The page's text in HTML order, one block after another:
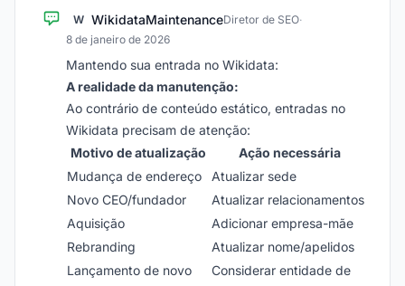
W WikidataMaintenanceDiretor de SEO·
8 de janeiro de 2026
Mantendo sua entrada no Wikidata:
A realidade da manutenção:
Ao contrário de conteúdo estático, entradas no
Wikidata precisam de atenção:
Motivo de atualização
Ação necessária
Mudança de endereço
Atualizar sede
Novo CEO/fundador
Atualizar relacionamentos
Aquisição
Adicionar empresa-mãe
Rebranding
Atualizar nome/apelidos
Lançamento de novo
Considerar entidade de